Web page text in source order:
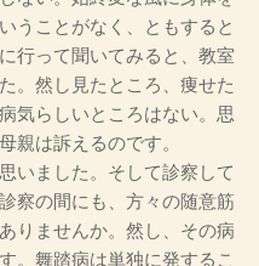
うことがなく、ともすると
行って聞いてみると、教室
。然し見たところ、痩せた
気らしいところはない。思
は訴えるのです。
いました。そして診察して
察の間にも、方々の随意筋
りませんか。然し、その病
。舞踏病は単独に発するこ